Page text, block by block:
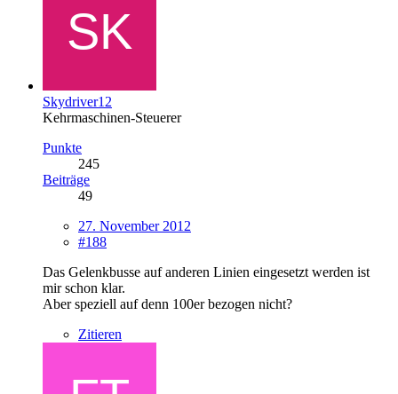
Skydriver12
Kehrmaschinen-Steuerer
Punkte
245
Beiträge
49
27. November 2012
#188
Das Gelenkbusse auf anderen Linien eingesetzt werden ist
mir schon klar.
Aber speziell auf denn 100er bezogen nicht?
Zitieren